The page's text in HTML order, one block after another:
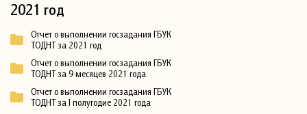
2021 год
Отчет о выполнении госзадания ГБУК
ТОДНТ за 2021 год
Отчет о выполнении госзадания ГБУК
ТОДНТ за 9 месяцев 2021 года
Отчет о выполнении госзадания ГБУК
ТОДНТ за I полугодие 2021 года